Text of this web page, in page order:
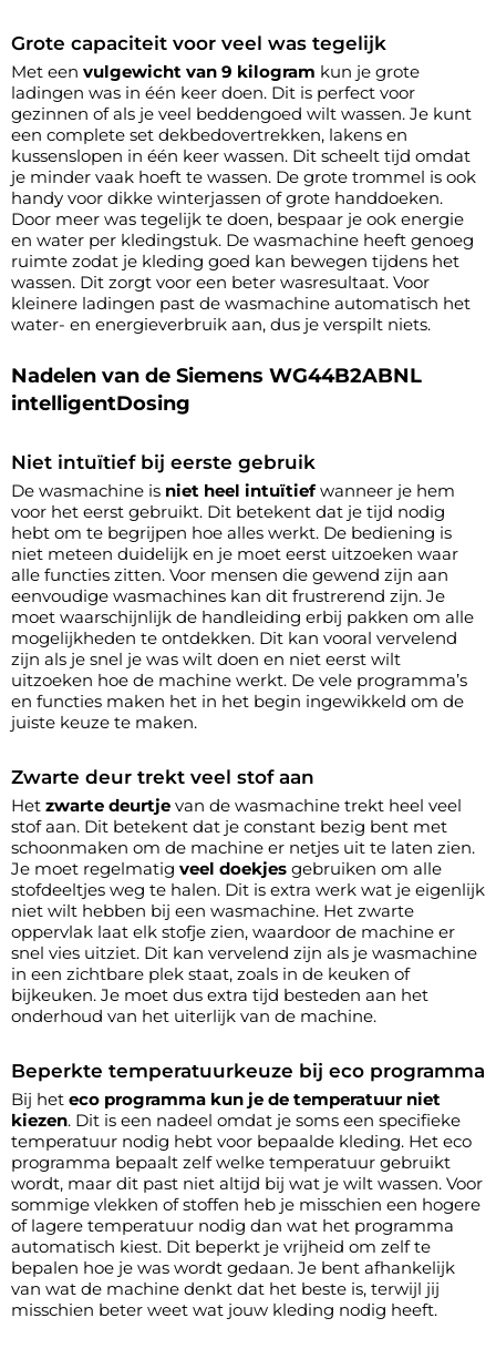
Grote capaciteit voor veel was tegelijk
Met een vulgewicht van 9 kilogram kun je grote
ladingen was in één keer doen. Dit is perfect voor
gezinnen of als je veel beddengoed wilt wassen. Je kunt
een complete set dekbedovertrekken, lakens en
kussenslopen in één keer wassen. Dit scheelt tijd omdat
je minder vaak hoeft te wassen. De grote trommel is ook
handy voor dikke winterjassen of grote handdoeken.
Door meer was tegelijk te doen, bespaar je ook energie
en water per kledingstuk. De wasmachine heeft genoeg
ruimte zodat je kleding goed kan bewegen tijdens het
wassen. Dit zorgt voor een beter wasresultaat. Voor
kleinere ladingen past de wasmachine automatisch het
water- en energieverbruik aan, dus je verspilt niets.
Nadelen van de Siemens WG44B2ABNL
intelligentDosing
Niet intuïtief bij eerste gebruik
De wasmachine is niet heel intuïtiefwanneer je hem
voor het eerst gebruikt. Dit betekent dat je tijd nodig
hebt om te begrijpen hoe alles werkt. De bediening is
niet meteen duidelijk en je moet eerst uitzoeken waar
alle functies zitten. Voor mensen die gewend zijn aan
eenvoudige wasmachines kan dit frustrerend zijn. Je
moet waarschijnlijk de handleiding erbij pakken om alle
mogelijkheden te ontdekken. Dit kan vooral vervelend
zijn als je snel je was wilt doen en niet eerst wilt
uitzoeken hoe de machine werkt. De vele programma’s
en functies maken het in het begin ingewikkeld om de
juiste keuze te maken.
Zwarte deur trekt veel stof aan
Het zwarte deurtje van de wasmachine trekt heel veel
stof aan. Dit betekent dat je constant bezig bent met
schoonmaken om de machine er netjes uit te laten zien.
Je moet regelmatig veel doekjes gebruiken om alle
stofdeeltjes weg te halen. Dit is extra werk wat je eigenlijk
niet wilt hebben bij een wasmachine. Het zwarte
oppervlak laat elk stofje zien, waardoor de machine er
snel vies uitziet. Dit kan vervelend zijn als je wasmachine
in een zichtbare plek staat, zoals in de keuken of
bijkeuken. Je moet dus extra tijd besteden aan het
onderhoud van het uiterlijk van de machine.
Beperkte temperatuurkeuze bij eco programma
Bij het eco programma kun je de temperatuur niet
kiezen. Dit is een nadeel omdat je soms een specifieke
temperatuur nodig hebt voor bepaalde kleding. Het eco
programma bepaalt zelf welke temperatuur gebruikt
wordt, maar dit past niet altijd bij wat je wilt wassen. Voor
sommige vlekken of stoffen heb je misschien een hogere
of lagere temperatuur nodig dan wat het programma
automatisch kiest. Dit beperkt je vrijheid om zelf te
bepalen hoe je was wordt gedaan. Je bent afhankelijk
van wat de machine denkt dat het beste is, terwijl jij
misschien beter weet wat jouw kleding nodig heeft.